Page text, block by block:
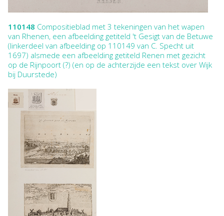
110148 Compositieblad met 3 tekeningen van het wapen
van Rhenen, een afbeelding getiteld 't Gesigt van de Betuwe
(linkerdeel van afbeelding op 110149 van C. Specht uit
1697) alsmede een afbeelding getiteld Renen met gezicht
op de Rijnpoort (?) (en op de achterzijde een tekst over Wijk
bij Duurstede)